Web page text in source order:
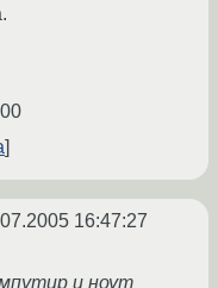
16:47:27
и ноут